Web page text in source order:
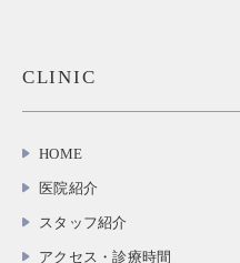
CLINIC
HOME
医院紹介
スタッフ紹介
アクセス・診療時間